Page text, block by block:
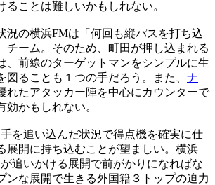
ることは難しいかもしれない。
況の横浜FMは「何回も縦パスを打ち込
チーム。そのため、町田が押し込まれる
、前線のターゲットマンをシンプルに生
図ることも１つの手だろう。また、 ナ
れたアタッカー陣を中心にカウンターで
効かもしれない。
を追い込んだ状況で得点機を確実に仕
展開に持ち込むことが望ましい。横浜
追いかける展開で前がかりになればな
ンな展開で生きる外国籍３トップの迫力